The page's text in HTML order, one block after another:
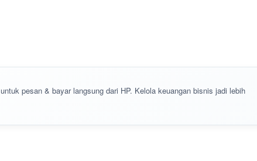
untuk pesan & bayar langsung dari HP. Kelola keuangan bisnis jadi lebih